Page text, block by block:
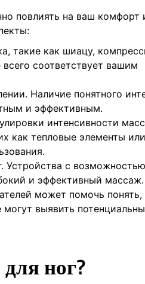
повлиять на ваш комфорт
такие как шиацу,
соответствует вашим
Наличие понятного
и эффективным.
интенсивности
как тепловые элементы или
с возможностью
и эффективный массаж.
может помочь понять,
выявить
ног?